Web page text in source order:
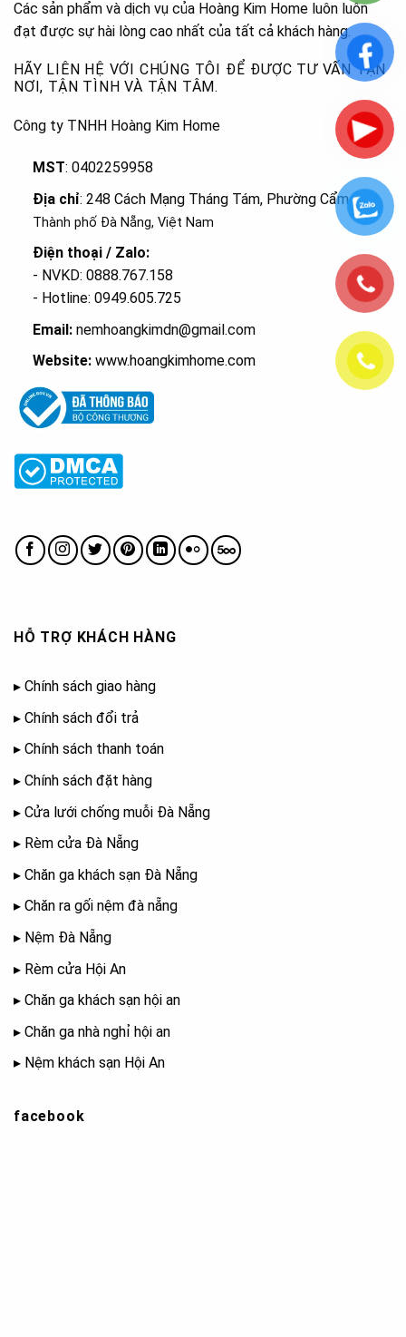
Các sản phẩm và dịch vụ của Hoàng Kim Home luôn luôn
đạt được sự hài lòng cao nhất của tất cả khách hàng.
HÃY LIÊN HỆ VỚI CHÚNG TÔI ĐỂ ĐƯỢC TƯ VẤN TẬN
NƠI, TẬN TÌNH VÀ TẬN TÂM.
Công ty TNHH Hoàng Kim Home
MST: 0402259958
Địa chỉ: 248 Cách Mạng Tháng Tám, Phường Cẩm Lệ,
Thành phố Đà Nẵng, Việt Nam
Điện thoại / Zalo:
- NVKD: 0888.767.158
- Hotline: 0949.605.725
Email:nemhoangkimdn@gmail.com
Website: www.hoangkimhome.com
HỖ TRỢ KHÁCH HÀNG
▸ Chính sách giao hàng
▸ Chính sách đổi trả
▸ Chính sách thanh toán
▸ Chính sách đặt hàng
▸ Cửa lưới chống muỗi Đà Nẵng
▸ Rèm cửa Đà Nẵng
▸ Chăn ga khách sạn Đà Nẵng
▸ Chăn ra gối nệm đà nẵng
▸ Nệm Đà Nẵng
▸ Rèm cửa Hội An
▸ Chăn ga khách sạn hội an
▸ Chăn ga nhà nghỉ hội an
▸ Nệm khách sạn Hội An
facebook